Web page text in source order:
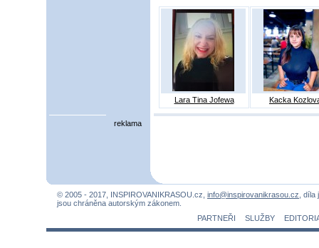
Lara Tina Jofewa Kacka
reklama
© 2005 - 2017, INSPIROVANIKRASOU.cz, info@inspirovanikrasou.cz ,
jsou chráněna autorským zákonem.
PARTNEŘI
SLUŽBY